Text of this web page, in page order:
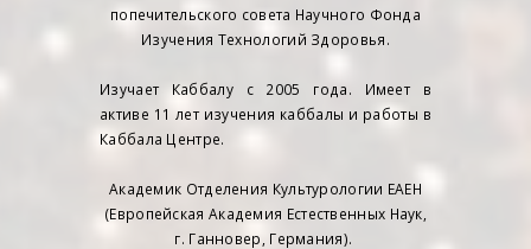
попечительского совета Научного Фонда
Изучения Технологий Здоровья.
Изучает Каббалу с 2005 года. Имеет в
активе 11 лет изучения каббалы и работы в
Каббала Центре.
Академик Отделения Культурологии ЕАЕН
(Европейская Академия Естественных Наук,
г. Ганновер, Германия).